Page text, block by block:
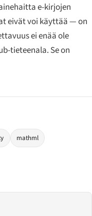
e-kirjojen
eivät voi käyttää — on
ei enää ole
tieteenala. Se on
mathml